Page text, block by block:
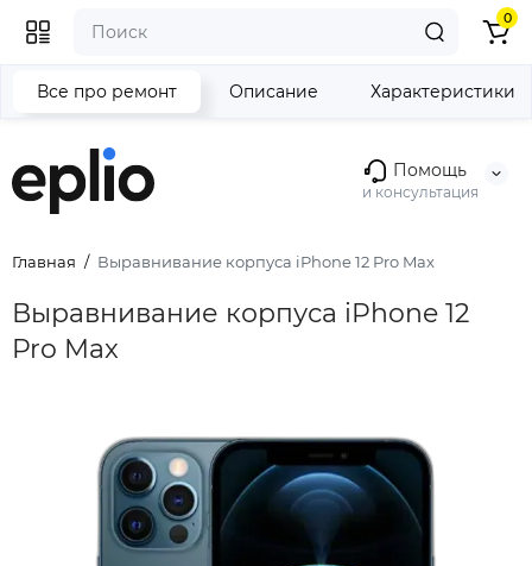
Помощь
и консультация
0
Главная Выравнивание корпуса iPhone 12 Pro Max
Выравнивание корпуса iPhone 12
Pro Max
Все про ремонт Описание Характеристики